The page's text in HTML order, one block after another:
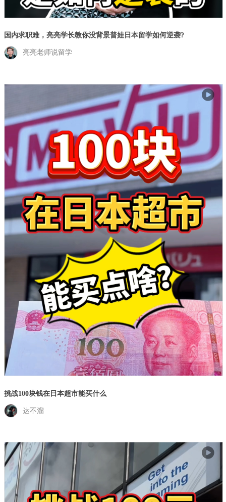
国内求职难，亮亮学长教你没背景普娃日本留学如何逆袭?
亮亮老师说留学
挑战100块钱在日本超市能买什么
达不溜